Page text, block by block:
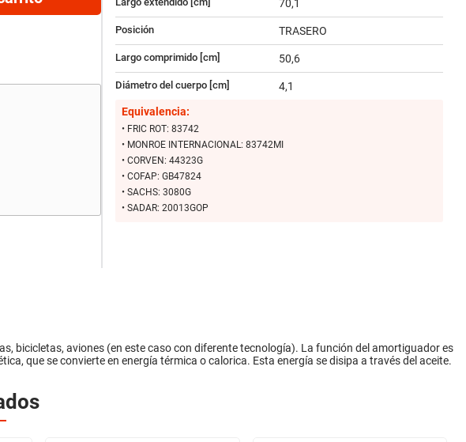
70,1
Posición TRASERO
Largo comprimido [cm] 50,6
Diámetro del cuerpo [cm]
4,1
Equivalencia:
• FRIC ROT: 83742
• MONROE INTERNACIONAL: 83742MI
• CORVEN: 44323G
• COFAP: GB47824
• SACHS: 3080G
• SADAR: 20013GOP
bicicletas, aviones (en este caso con diferente tecnología). La función del amortiguador es
que se convierte en energía térmica o calorica. Esta energía se disipa a través del aceite.